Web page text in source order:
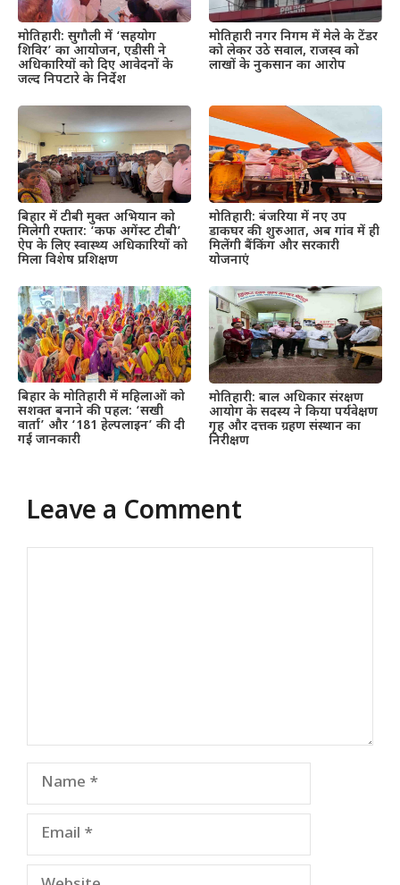
मोतिहारी: सुगौली में ‘सहयोग
शिविर’ का आयोजन, एडीसी ने
अधिकारियों को दिए आवेदनों के
जल्द निपटारे के निर्देश
मोतिहारी नगर निगम में मेले के टेंडर
को लेकर उठे सवाल, राजस्व को
लाखों के नुकसान का आरोप
बिहार में टीबी मुक्त अभियान को
मिलेगी रफ्तार: ‘कफ अगेंस्ट टीबी’
ऐप के लिए स्वास्थ्य अधिकारियों को
मिला विशेष प्रशिक्षण
मोतिहारी: बंजरिया में नए उप
डाकघर की शुरुआत, अब गांव में ही
मिलेंगी बैंकिंग और सरकारी
योजनाएं
बिहार के मोतिहारी में महिलाओं को
सशक्त बनाने की पहल: ‘सखी
वार्ता’ और ‘181 हेल्पलाइन’ की दी
गई जानकारी
मोतिहारी: बाल अधिकार संरक्षण
आयोग के सदस्य ने किया पर्यवेक्षण
गृह और दत्तक ग्रहण संस्थान का
निरीक्षण
Leave a Comment
Name
Email
Website